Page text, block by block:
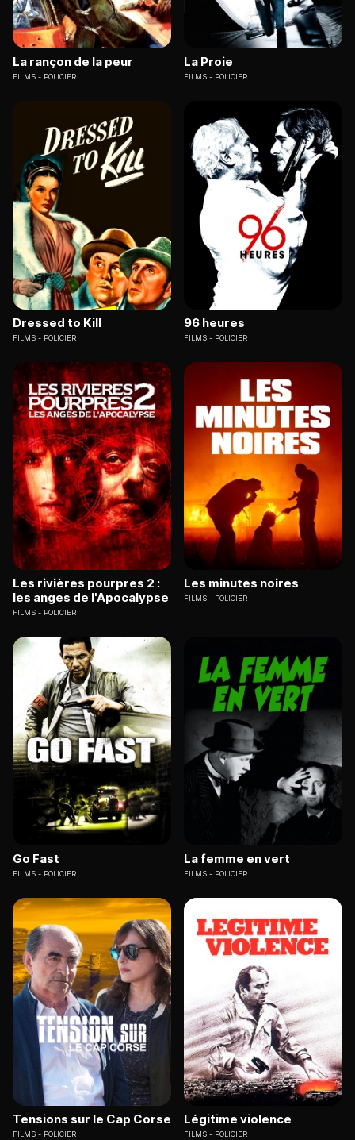
La rançon de la peur
FILMS POLICIER
La Proie
FILMS POLICIER
Dressed to Kill
FILMS POLICIER
96 heures
FILMS POLICIER
Les rivières pourpres 2 :
les anges de l'Apocalypse
FILMS POLICIER
Les minutes noires
FILMS POLICIER
Go Fast
FILMS POLICIER
La femme en vert
FILMS POLICIER
Tensions sur le Cap Corse
FILMS POLICIER
Légitime violence
FILMS POLICIER